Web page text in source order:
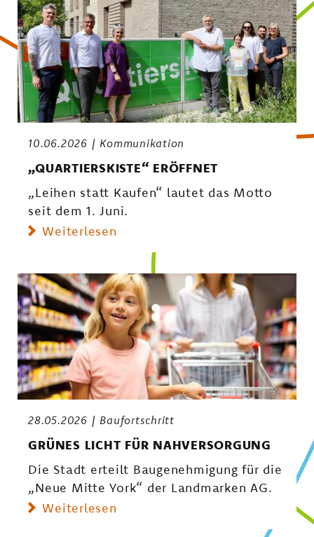
10.06.2026 Kommunikation
„QUARTIERSKISTE“ ERÖFFNET
„Leihen statt Kaufen“ lautet das Motto
seit dem 1. Juni.
Weiterlesen
28.05.2026 Baufortschritt
GRÜNES LICHT FÜR NAHVERSORGUNG
Die Stadt erteilt Baugenehmigung für die
„Neue Mitte York“ der Landmarken AG.
Weiterlesen